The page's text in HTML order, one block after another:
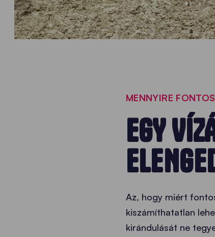
MENNYIRE
EGY
Az, hogy miért
kiszámíthatatlan
kirándulását ne